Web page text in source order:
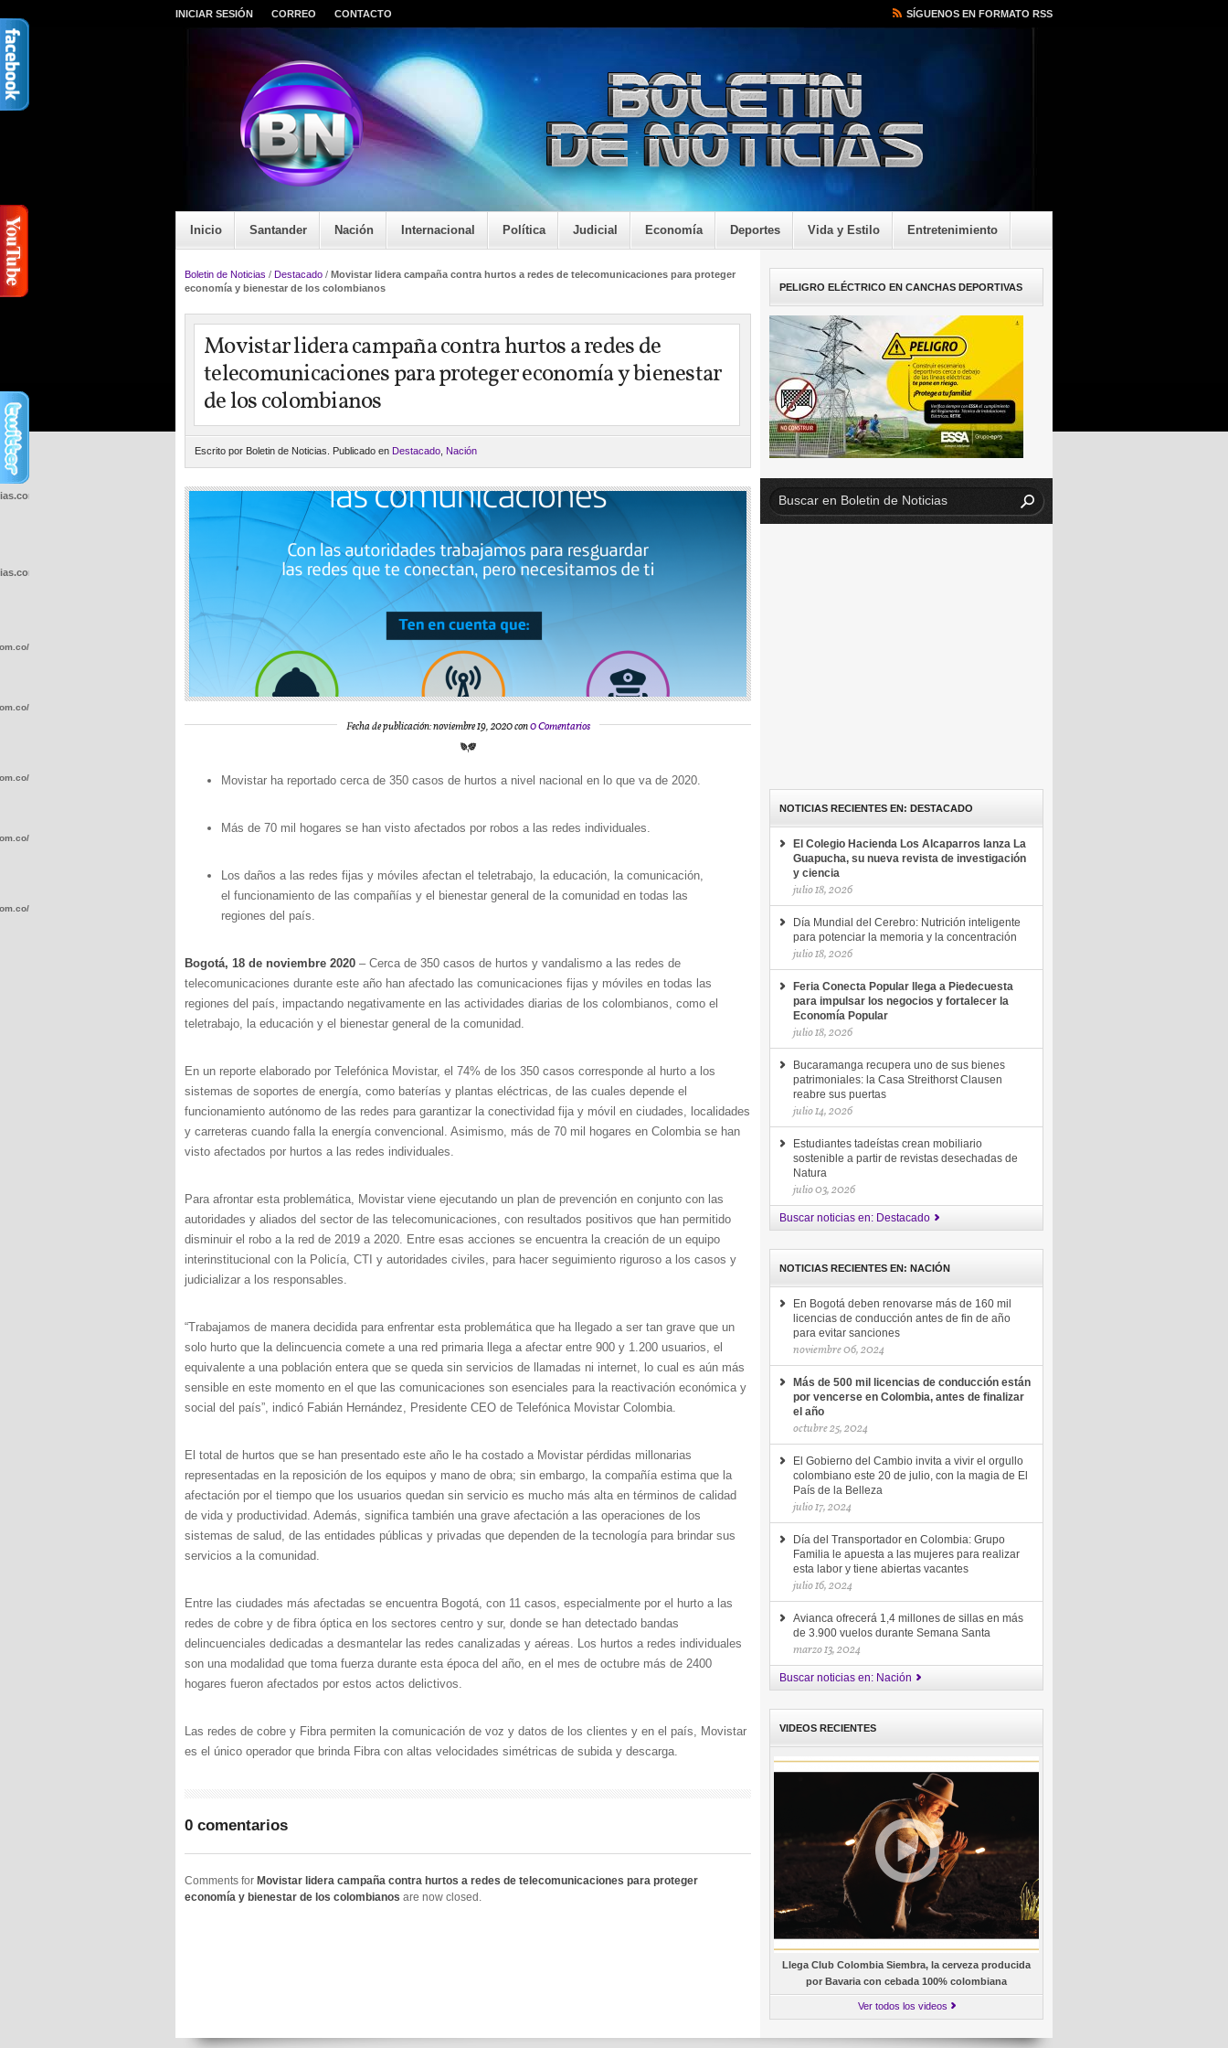
INICIAR SESIÓN CORREO CONTACTO SÍGUENOS EN FORMATO RSS
Inicio Santander Nación Internacional Política Judicial Economía Deportes Vida y Estilo Entretenimiento
Boletin de Noticias / Destacado / Movistar lidera campaña contra hurtos a redes de telecomunicaciones para proteger
economía y bienestar de los colombianos
Movistar lidera campaña contra hurtos a redes de
telecomunicaciones para proteger economía y bienestar
de los colombianos
Escrito por Boletin de Noticias. Publicado en Destacado Nación
Fecha de publicación: noviembre 19, 2020 con0 Comentarios
Movistar ha reportado cerca de 350 casos de hurtos a nivel nacional en lo que va de 2020.
Más de 70 mil hogares se han visto afectados por robos a las redes individuales.
Los daños a las redes fijas y móviles afectan el teletrabajo, la educación, la comunicación,
el funcionamiento de las compañías y el bienestar general de la comunidad en todas las
regiones del país.
Bogotá, 18 de noviembre 2020 – Cerca de 350 casos de hurtos y vandalismo a las redes de
telecomunicaciones durante este año han afectado las comunicaciones fijas y móviles en todas las
regiones del país, impactando negativamente en las actividades diarias de los colombianos, como el
teletrabajo, la educación y el bienestar general de la comunidad.
En un reporte elaborado por Telefónica Movistar, el 74% de los 350 casos corresponde al hurto a los
sistemas de soportes de energía, como baterías y plantas eléctricas, de las cuales depende el
funcionamiento autónomo de las redes para garantizar la conectividad fija y móvil en ciudades, localidades
y carreteras cuando falla la energía convencional. Asimismo, más de 70 mil hogares en Colombia se han
visto afectados por hurtos a las redes individuales.
Para afrontar esta problemática, Movistar viene ejecutando un plan de prevención en conjunto con las
autoridades y aliados del sector de las telecomunicaciones, con resultados positivos que han permitido
disminuir el robo a la red de 2019 a 2020. Entre esas acciones se encuentra la creación de un equipo
interinstitucional con la Policía, CTI y autoridades civiles, para hacer seguimiento riguroso a los casos y
judicializar a los responsables.
“Trabajamos de manera decidida para enfrentar esta problemática que ha llegado a ser tan grave que un
solo hurto que la delincuencia comete a una red primaria llega a afectar entre 900 y 1.200 usuarios, el
equivalente a una población entera que se queda sin servicios de llamadas ni internet, lo cual es aún más
sensible en este momento en el que las comunicaciones son esenciales para la reactivación económica y
social del país”, indicó Fabián Hernández, Presidente CEO de Telefónica Movistar Colombia.
El total de hurtos que se han presentado este año le ha costado a Movistar pérdidas millonarias
representadas en la reposición de los equipos y mano de obra; sin embargo, la compañía estima que la
afectación por el tiempo que los usuarios quedan sin servicio es mucho más alta en términos de calidad
de vida y productividad. Además, significa también una grave afectación a las operaciones de los
sistemas de salud, de las entidades públicas y privadas que dependen de la tecnología para brindar sus
servicios a la comunidad.
Entre las ciudades más afectadas se encuentra Bogotá, con 11 casos, especialmente por el hurto a las
redes de cobre y de fibra óptica en los sectores centro y sur, donde se han detectado bandas
delincuenciales dedicadas a desmantelar las redes canalizadas y aéreas. Los hurtos a redes individuales
son una modalidad que toma fuerza durante esta época del año, en el mes de octubre más de 2400
hogares fueron afectados por estos actos delictivos.
Las redes de cobre y Fibra permiten la comunicación de voz y datos de los clientes y en el país, Movistar
es el único operador que brinda Fibra con altas velocidades simétricas de subida y descarga.
0 comentarios
Comments for Movistar lidera campaña contra hurtos a redes de telecomunicaciones para proteger
economía y bienestar de los colombianos are now closed.
PELIGRO ELÉCTRICO EN CANCHAS DEPORTIVAS
NOTICIAS RECIENTES EN: DESTACADO
El Colegio Hacienda Los Alcaparros lanza La
Guapucha, su nueva revista de investigación
y ciencia
julio 18, 2026
Día Mundial del Cerebro: Nutrición inteligente
para potenciar la memoria y la concentración
julio 18, 2026
Feria Conecta Popular llega a Piedecuesta
para impulsar los negocios y fortalecer la
Economía Popular
julio 18, 2026
Bucaramanga recupera uno de sus bienes
patrimoniales: la Casa Streithorst Clausen
reabre sus puertas
julio 14, 2026
Estudiantes tadeístas crean mobiliario
sostenible a partir de revistas desechadas de
Natura
julio 03, 2026
Buscar noticias en: Destacado
NOTICIAS RECIENTES EN: NACIÓN
En Bogotá deben renovarse más de 160 mil
licencias de conducción antes de fin de año
para evitar sanciones
noviembre 06, 2024
Más de 500 mil licencias de conducción están
por vencerse en Colombia, antes de finalizar
el año
octubre 25, 2024
El Gobierno del Cambio invita a vivir el orgullo
colombiano este 20 de julio, con la magia de El
País de la Belleza
julio 17, 2024
Día del Transportador en Colombia: Grupo
Familia le apuesta a las mujeres para realizar
esta labor y tiene abiertas vacantes
julio 16, 2024
Avianca ofrecerá 1,4 millones de sillas en más
de 3.900 vuelos durante Semana Santa
marzo 13, 2024
Buscar noticias en: Nación
VIDEOS RECIENTES
Llega Club Colombia Siembra, la cerveza producida
por Bavaria con cebada 100% colombiana
Ver todos los videos
wp-
wp-
wp-
wp-
wp-
wp-
wp-